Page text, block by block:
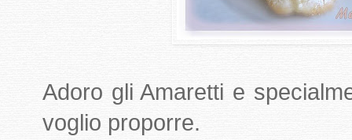
Adoro gli Amaretti e
voglio proporre.